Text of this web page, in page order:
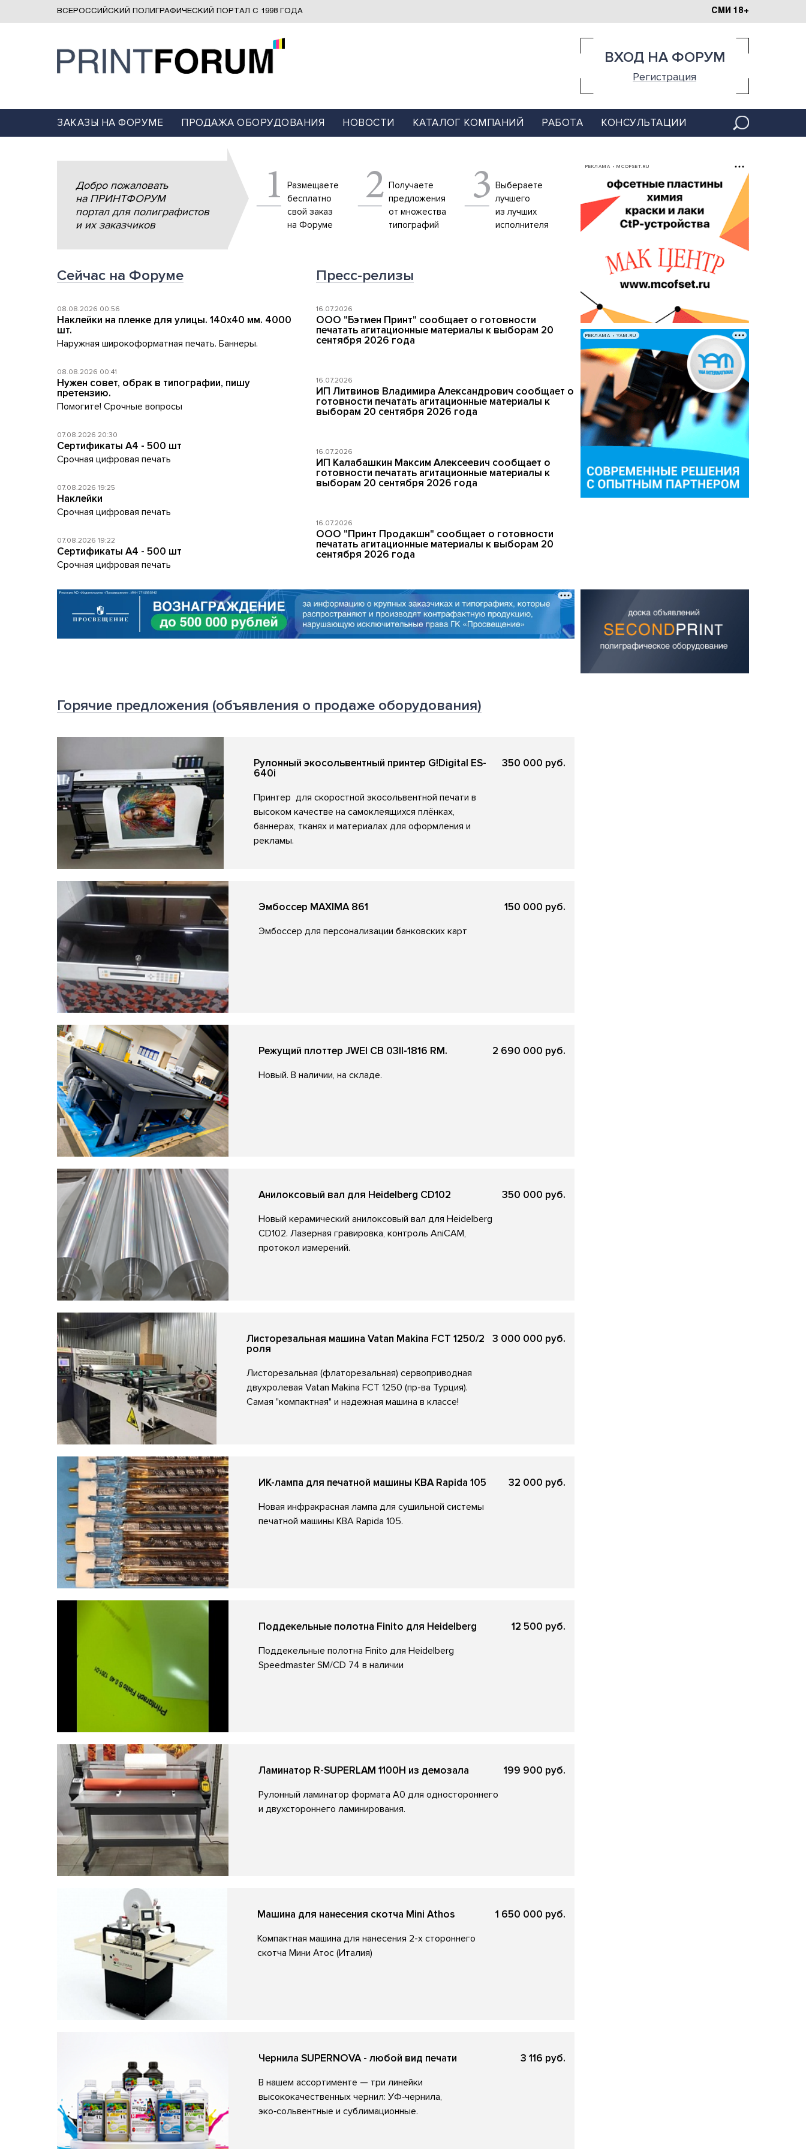
ВСЕРОССИЙСКИЙ ПОЛИГРАФИЧЕСКИЙ ПОРТАЛ С 1998 ГОДА СМИ 18+
ВХОД НА ФОРУМ
Регистрация
ЗАКАЗЫ НА ФОРУМЕ ПРОДАЖА ОБОРУДОВАНИЯ НОВОСТИ КАТАЛОГ КОМПАНИЙ РАБОТА КОНСУЛЬТАЦИИ
Добро пожаловать
на ПРИНТФОРУМ
портал для полиграфистов
и их заказчиков
1
Размещаете
бесплатно
свой заказ
на Форуме
2 Получаете
предложения
от множества
типографий
3 Выбераете
лучшего
из лучших
исполнителя
Сейчас на Форуме
08.08.2026 00:56
Наклейки на пленке для улицы. 140х40 мм. 4000
шт.
Наружная широкоформатная печать. Баннеры.
08.08.2026 00:41
Нужен совет, обрак в типографии, пишу
претензию.
Помогите! Срочные вопросы
07.08.2026 20:30
Сертификаты A4 - 500 шт
Срочная цифровая печать
07.08.2026 19:25
Наклейки
Срочная цифровая печать
07.08.2026 19:22
Сертификаты A4 - 500 шт
Срочная цифровая печать
Пресс-релизы
16.07.2026
ООО "Бэтмен Принт" сообщает о готовности
печатать агитационные материалы к выборам 20
сентября 2026 года
16.07.2026
ИП Литвинов Владимира Александрович сообщает о
готовности печатать агитационные материалы к
выборам 20 сентября 2026 года
16.07.2026
ИП Калабашкин Максим Алексеевич сообщает о
готовности печатать агитационные материалы к
выборам 20 сентября 2026 года
16.07.2026
ООО "Принт Продакшн" сообщает о готовности
печатать агитационные материалы к выборам 20
сентября 2026 года
РЕКЛАМА • MCOFSET.RU
РЕКЛАМА • YAM.RU
Горячие предложения (объявления о продаже оборудования)
Рулонный экосольвентный принтер G!Digital ES-
640i
Принтер для скоростной экосольвентной печати в
высоком качестве на самоклеящихся плёнках,
баннерах, тканях и материалах для оформления и
рекламы.
350 000 руб.
Эмбоссер MAXIMA 861
Эмбоссер для персонализации банковских карт
150 000 руб.
Режущий плоттер JWEI CB 03II-1816 RM.
Новый. В наличии, на складе.
2 690 000 руб.
Анилоксовый вал для Heidelberg CD102
Новый керамический анилоксовый вал для Heidelberg
CD102. Лазерная гравировка, контроль AniCAM,
протокол измерений.
350 000 руб.
Листорезальная машина Vatan Makina FCT 1250/2
роля
Листорезальная (флаторезальная) сервоприводная
двухролевая Vatan Makina FCT 1250 (пр-ва Турция).
Самая "компактная" и надежная машина в классе!
3 000 000 руб.
ИК-лампа для печатной машины KBA Rapida 105
Новая инфракрасная лампа для сушильной системы
печатной машины KBA Rapida 105.
32 000 руб.
Поддекельные полотна Finito для Heidelberg
Поддекельные полотна Finito для Heidelberg
Speedmaster SM/CD 74 в наличии
12 500 руб.
Ламинатор R-SUPERLAM 1100H из демозала
Рулонный ламинатор формата А0 для одностороннего
и двухстороннего ламинирования.
199 900 руб.
Машина для нанесения скотча Mini Athos
Компактная машина для нанесения 2-х стороннего
скотча Мини Атос (Италия)
1 650 000 руб.
Чернила SUPERNOVA - любой вид печати
В нашем ассортименте — три линейки
высококачественных чернил: УФ‑чернила,
эко‑сольвентные и сублимационные.
3 116 руб.